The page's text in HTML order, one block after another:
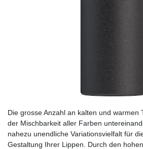
Die grosse Anzahl an kalten und warmen
der Mischbarkeit aller Farben
nahezu unendliche Variationsvielfalt für
Gestaltung Ihrer Lippen. Durch den